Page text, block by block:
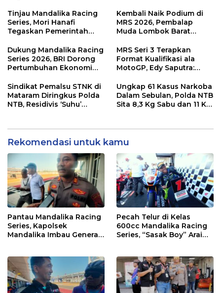
Dampak Ekonomi
Kawasan
di KEK Mandalika
Tinjau Mandalika Racing
Series, Mori Hanafi
Tegaskan Pemerintah
NTB
Kembali Naik Podium di
MRS 2026, Pembalap
Muda Lombok Barat
Menuju Tingkat Asia
Dukung Mandalika Racing
Series 2026, BRI Dorong
Pertumbuhan Ekonomi
MRS Seri 3 Terapkan
Format Kualifikasi ala
MotoGP, Edy Saputra:
dan Efektif
Sindikat Pemalsu STNK di
Mataram Diringkus Polda
NTB, Residivis ‘Suhu’
Ungkap 61 Kasus Narkoba
Dalam Sebulan, Polda NTB
Sita 8,3 Kg Sabu dan 11 Kg
Rekomendasi untuk kamu
Pantau Mandalika Racing
Series, Kapolsek
Mandalika Imbau Generasi
Pecah Telur di Kelas
600cc Mandalika Racing
Series, “Sasak Boy” Arai